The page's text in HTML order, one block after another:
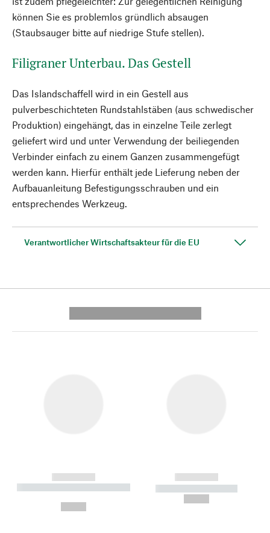
können Sie es problemlos gründlich absaugen
(Staubsauger bitte auf niedrige Stufe stellen).
Filigraner Unterbau. Das Gestell
Das Islandschaffell wird in ein Gestell aus
pulverbeschichteten Rundstahlstäben (aus schwedischer
Produktion) eingehängt, das in einzelne Teile zerlegt
geliefert wird und unter Verwendung der beiliegenden
Verbinder einfach zu einem Ganzen zusammengefügt
werden kann. Hierfür enthält jede Lieferung neben der
Aufbauanleitung Befestigungsschrauben und ein
entsprechendes Werkzeug.
Verantwortlicher Wirtschaftsakteur für die EU
------------
----------- ----------- --------
------------
----------- -----------